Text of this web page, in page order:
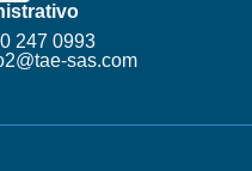
247 0993
sas.com​